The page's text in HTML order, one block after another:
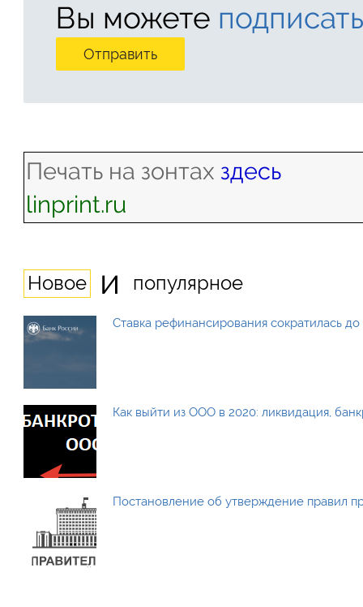
Вы можете
Печать на зонтах здесь
linprint.ru
Новое и популярное
Ставка рефинансирования сократилась
Как выйти из ООО в 2020: ликвидация,
Постановление об утверждение правил